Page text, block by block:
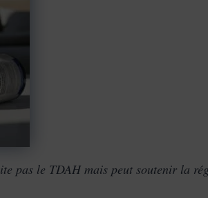
pas le TDAH mais peut soutenir la